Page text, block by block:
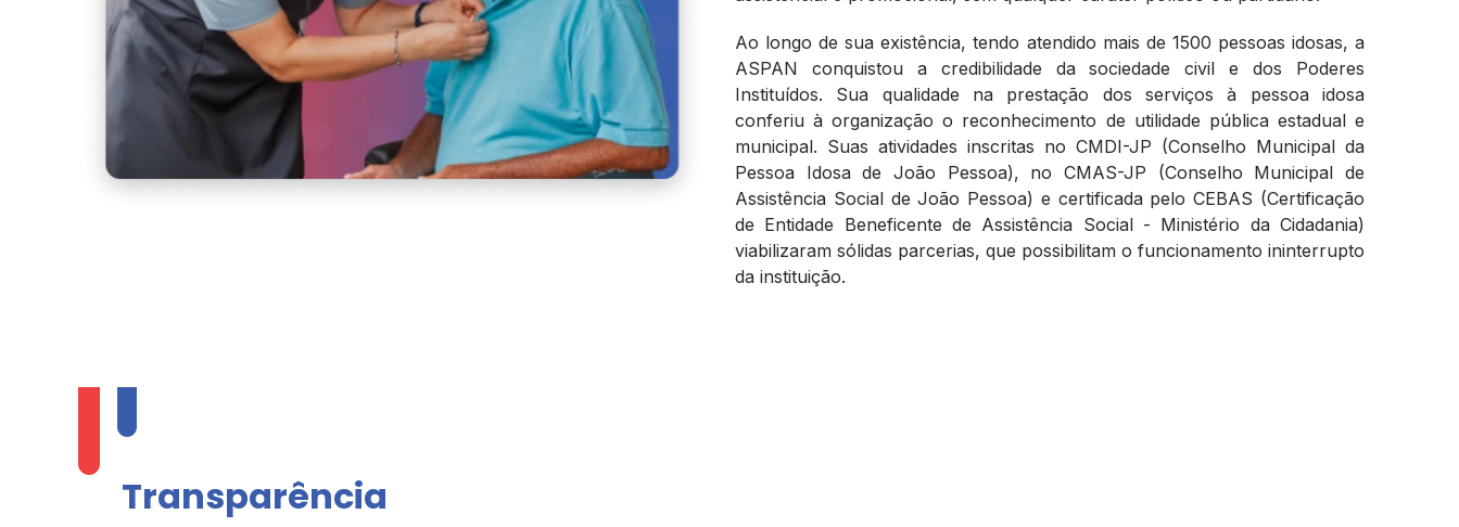
Ao longo de sua existência, tendo atendido mais de 1500 pessoas idosas, a
ASPAN conquistou a credibilidade da sociedade civil e dos Poderes
Instituídos. Sua qualidade na prestação dos serviços à pessoa idosa
conferiu à organização o reconhecimento de utilidade pública estadual e
municipal. Suas atividades inscritas no CMDI-JP (Conselho Municipal da
Pessoa Idosa de João Pessoa), no CMAS-JP (Conselho Municipal de
Assistência Social de João Pessoa) e certificada pelo CEBAS (Certificação
de Entidade Beneficente de Assistência Social - Ministério da Cidadania)
viabilizaram sólidas parcerias, que possibilitam o funcionamento ininterrupto
da instituição.
Transparência